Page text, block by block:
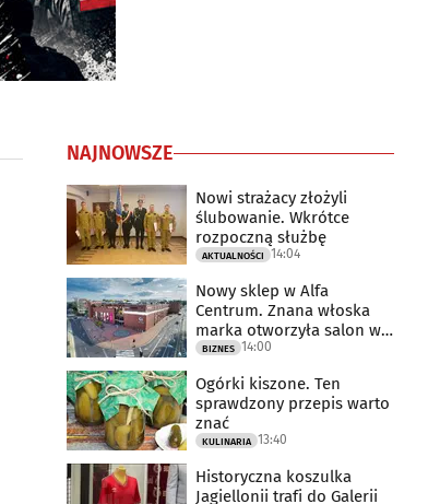
NAJNOWSZE
Nowi strażacy złożyli
ślubowanie. Wkrótce
rozpoczną służbę
AKTUALNOŚCI 14:04
Nowy sklep w Alfa
Centrum. Znana włoska
marka otworzyła salon w
Białymstoku
BIZNES 14:00
Ogórki kiszone. Ten
sprawdzony przepis warto
znać
KULINARIA 13:40
Historyczna koszulka
Jagiellonii trafi do Galerii